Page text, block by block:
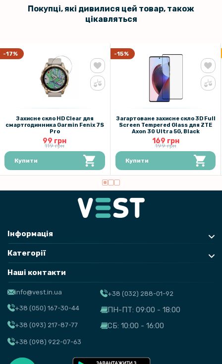
Покупці, які дивилися цей товар, також
цікавляться
-17%
Захисне скло HD Clear для
смартгодинника Garmin Fenix 7S
Pro
99 грн
119 грн
Купити
-15%
Загартоване захисне скло 3D Full
Screen Tempered Glass для ZTE
Axon 30 Ultra 5G, Black
169 грн
199 грн
Купити
Інформація
Категорії
Наші контакти
info@vest.in.ua
+38 (050) 167-30-44
+38 (093) 217-87-77
+38 (098) 922-07-63
+38 (032) 288-01-92
ПН-ПТ: 09:00 - 18:00
СБ: 10:00 - 16:00